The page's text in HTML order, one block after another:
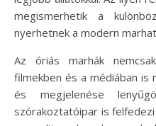
megismerhetik a
nyerhetnek a modern
Az óriás marhák
filmekben és a médiában is
és megjelenése
szórakoztatóipar is